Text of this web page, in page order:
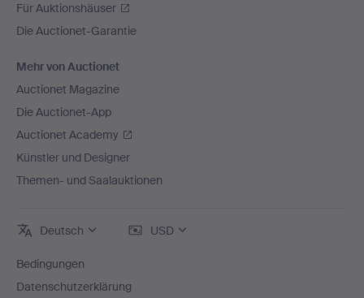
Für Auktionshäuser
Die Auctionet-Garantie
Mehr von Auctionet
Auctionet Magazine
Die Auctionet-App
Auctionet Academy
Künstler und Designer
Themen- und Saalauktionen
Deutsch USD
Bedingungen
Datenschutzerklärung